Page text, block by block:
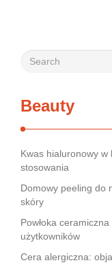
Beauty
Kwas hialuronowy w
stosowania
Domowy peeling do
skóry
Powłoka
użytkowników
Cera alergiczna: